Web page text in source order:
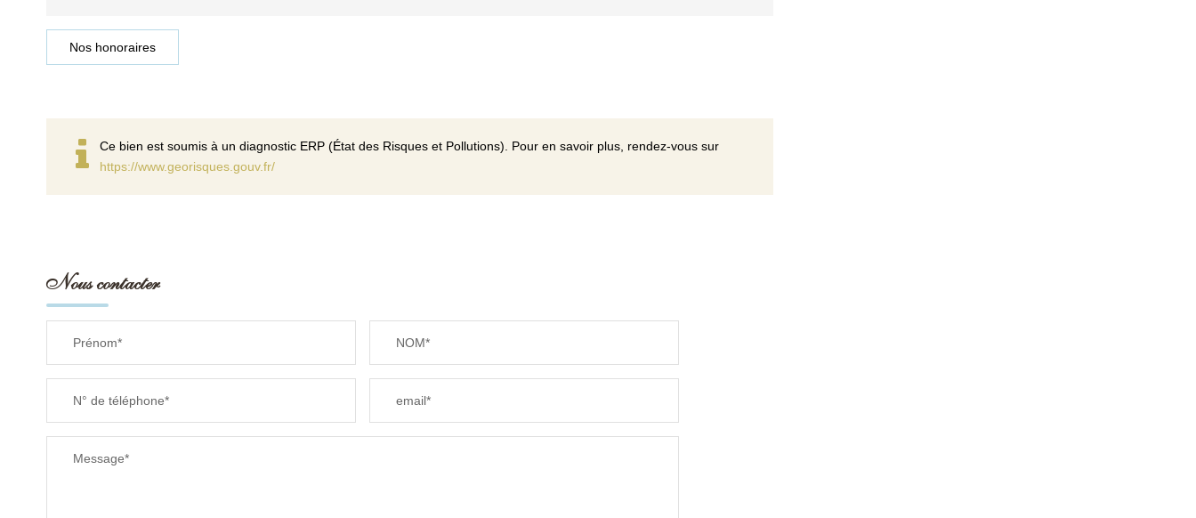
Nos honoraires
Ce bien est soumis à un diagnostic ERP (État des Risques et Pollutions). Pour en savoir plus, rendez-vous sur
https://www.georisques.gouv.fr/
Nous contacter
Prénom* NOM*
N° de téléphone* email*
Message*